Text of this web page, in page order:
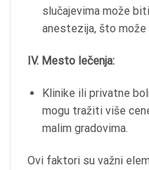
slučajevima može
anestezija, što
IV. Mesto lečenja:
Klinike ili privatne
mogu tražiti više
malim gradovima.
Ovi faktori su važni